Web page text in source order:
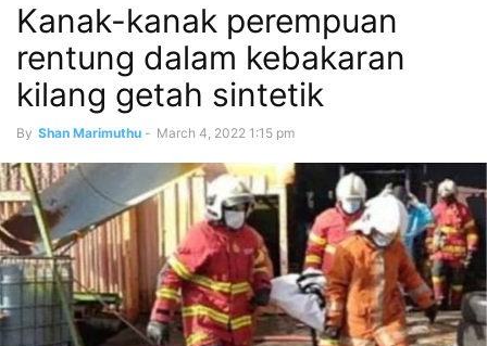
Kanak-kanak perempuan
rentung dalam kebakaran
kilang getah sintetik
By Shan Marimuthu - March 4, 2022 1:15 pm